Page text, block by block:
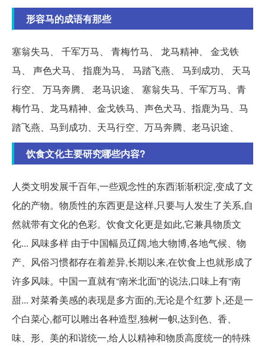
形容马的成语有那些
塞翁失马、 千军万马、 青梅竹马、 龙马精神、 金戈铁
马、 声色犬马、 指鹿为马、 马踏飞燕、 马到成功、 天马
行空、 万马奔腾、 老马识途、 塞翁失马、千军万马、青
梅竹马、龙马精神、金戈铁马、声色犬马、指鹿为马、马
踏飞燕、马到成功、天马行空、万马奔腾、老马识途、
饮食文化主要研究哪些内容?
人类文明发展千百年,一些观念性的东西渐渐积淀,变成了文
化的产物。物质性的东西更是这样,只要与人发生了关系,自
然就带有文化的色彩。饮食文化更是如此,它兼具物质文
化... 风味多样 由于中国幅员辽阔,地大物博,各地气候、物
产、风俗习惯都存在着差异,长期以来,在饮食上也就形成了
许多风味。中国一直就有“南米北面”的说法,口味上有“南
甜... 对菜肴美感的表现是多方面的,无论是个红萝卜,还是一
个白菜心,都可以雕出各种造型,独树一帜,达到色、香、
味、形、美的和谐统一,给人以精神和物质高度统一的特殊